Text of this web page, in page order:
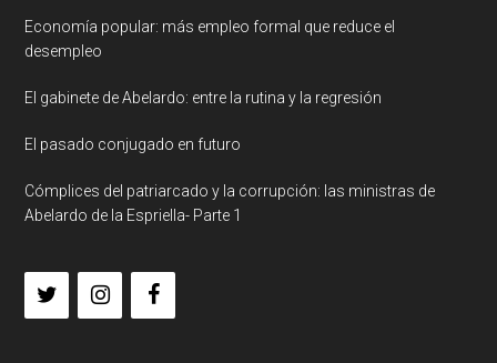
Economía popular: más empleo formal que reduce el
desempleo
El gabinete de Abelardo: entre la rutina y la regresión
El pasado conjugado en futuro
Cómplices del patriarcado y la corrupción: las ministras de
Abelardo de la Espriella- Parte 1